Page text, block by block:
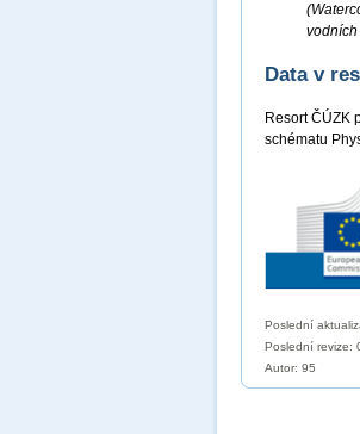
Data v
Resort ČÚZK
schématu
Poslední
Poslední revize:
Autor: 95